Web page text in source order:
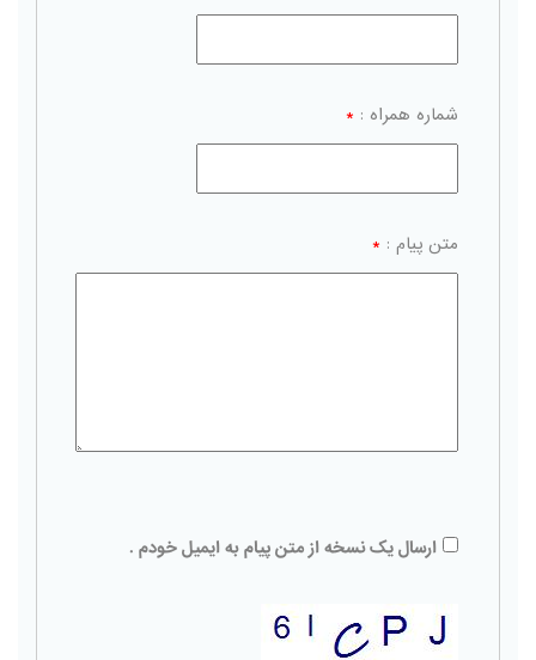
شماره همراه : *
متن پیام : *
ارسال یک نسخه از متن پیام به ایمیل خودم .